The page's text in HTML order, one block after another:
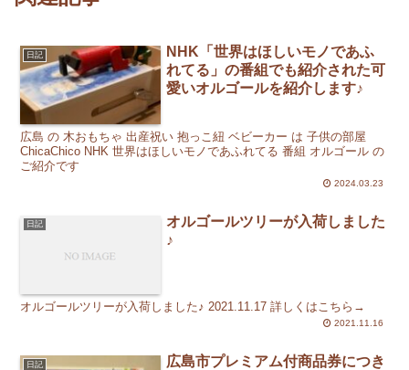
日記
NHK「世界はほしいモノであふ
れてる」の番組でも紹介された可
愛いオルゴールを紹介します♪
広島 の 木おもちゃ 出産祝い 抱っこ紐 ベビーカー は 子供の部屋
ChicaChico NHK 世界はほしいモノであふれてる 番組 オルゴール の
ご紹介です
2024.03.23
日記
オルゴールツリーが入荷しました
♪
オルゴールツリーが入荷しました♪ 2021.11.17 詳しくはこちら→
2021.11.16
日記
広島市プレミアム付商品券につき